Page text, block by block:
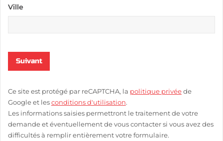
Ville
Suivant
Ce site est protégé par reCAPTCHA, lapolitique privéede
Google et lesconditions d'utilisation.
Les informations saisies permettront le traitement de votre
demande et éventuellement de vous contacter si vous avez des
difficultés à remplir entièrement votre formulaire.